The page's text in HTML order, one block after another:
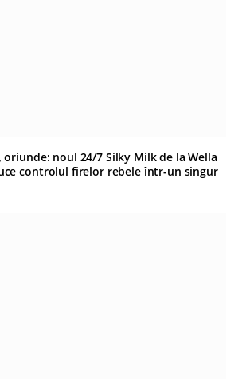
noul 24/7 Silky Milk de la Wella
controlul firelor rebele într-un singur